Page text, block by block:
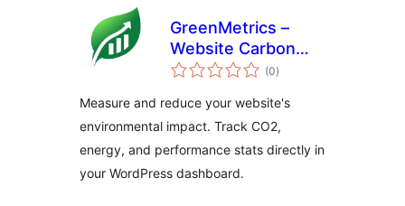
GreenMetrics –
Website Carbon
Footprint,
Performance
Metrics
(0საერთო
რეიტინგი
)
Measure and reduce your website's
environmental impact. Track CO2,
energy, and performance stats directly in
your WordPress dashboard.